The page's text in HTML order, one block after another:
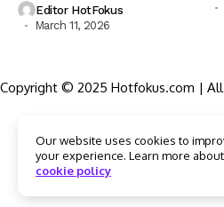
Editor HotFokus
March 11, 2026
Copyright © 2025 Hotfokus.com |
Struktur Organisasi
Kode Etik Jurnalistik
Pedoman Pemberitaan Media Siber
Our website uses cookies to
your experience. Learn more about
cookie policy